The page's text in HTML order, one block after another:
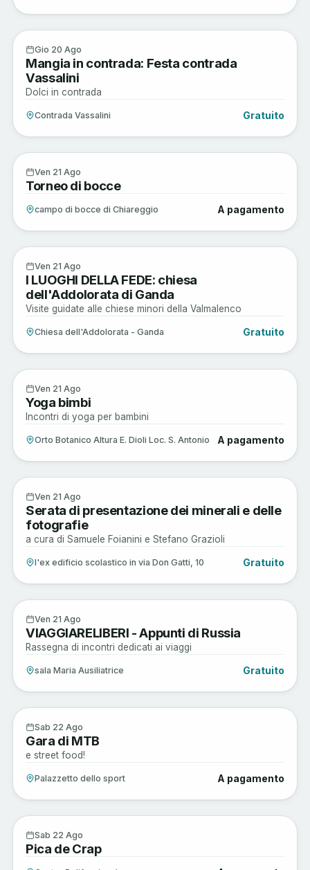
Enogastronomia
Gio 20 Ago
Mangia in contrada: Festa contrada
Vassalini
Dolci in contrada
Contrada Vassalini Gratuito
Musica e Spettacoli
Ven 21 Ago
Torneo di bocce
campo di bocce di Chiareggio A pagamento
Arte e Cultura
Ven 21 Ago
I LUOGHI DELLA FEDE: chiesa
dell'Addolorata di Ganda
Visite guidate alle chiese minori della Valmalenco
Chiesa dell'Addolorata - Ganda Gratuito
Musica e Spettacoli
Ven 21 Ago
Yoga bimbi
Incontri di yoga per bambini
Orto Botanico Altura E. Dioli Loc. S. Antonio A pagamento
Arte e Cultura
AGO
Ven 21 Ago
Serata di presentazione dei minerali e delle
fotografie
a cura di Samuele Foianini e Stefano Grazioli
l'ex edificio scolastico in via Don Gatti, 10 Gratuito
Arte e Cultura
Ven 21 Ago
VIAGGIARELIBERI - Appunti di Russia
Rassegna di incontri dedicati ai viaggi
sala Maria Ausiliatrice Gratuito
Active
Sab 22 Ago
Gara di MTB
e street food!
Palazzetto dello sport A pagamento
Enogastronomia
Sab 22 Ago
Pica de Crap